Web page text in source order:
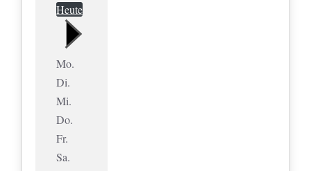
Heute
Mo.
Di.
Mi.
Do.
Fr.
Sa.